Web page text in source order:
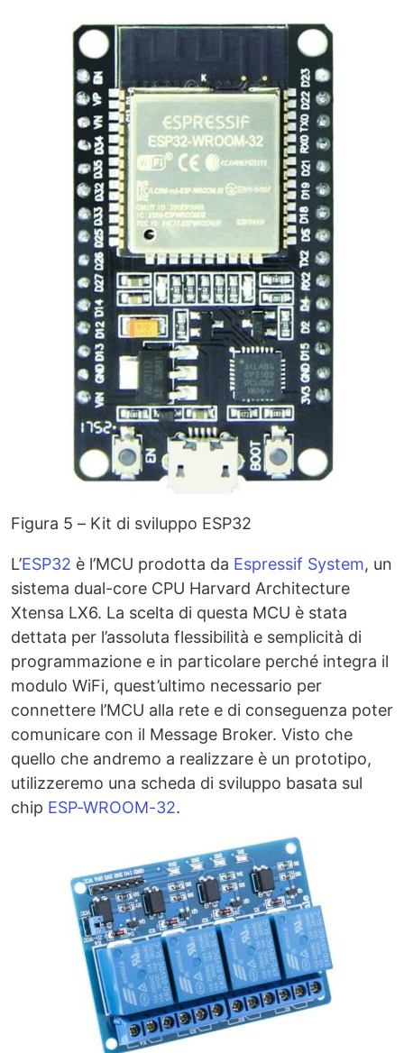
Figura 5 – Kit di sviluppo ESP32
L’ESP32 è l’MCU prodotta da Espressif System, un
sistema dual-core CPU Harvard Architecture
Xtensa LX6. La scelta di questa MCU è stata
dettata per l’assoluta flessibilità e semplicità di
programmazione e in particolare perché integra il
modulo WiFi, quest’ultimo necessario per
connettere l’MCU alla rete e di conseguenza poter
comunicare con il Message Broker. Visto che
quello che andremo a realizzare è un prototipo,
utilizzeremo una scheda di sviluppo basata sul
chip ESP-WROOM-32.